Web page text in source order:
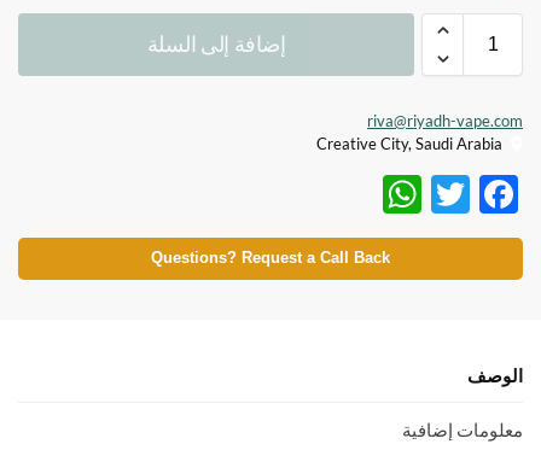
إضافة إلى السلة
riva@riyadh-vape.com
F
ac
e
o
k
T
w
itt
h
at
Questions? Request a Call Back
الوصف
معلومات إضافية